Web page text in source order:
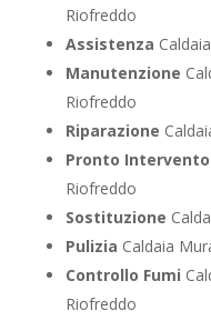
Riofreddo
Assistenza
Manutenzione
Riofreddo
Riparazione
Pronto Intervento
Riofreddo
Sostituzione
Pulizia Caldaia
Controllo Fumi
Riofreddo